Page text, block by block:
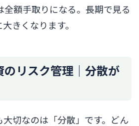
全額手取りになる。長期で見る
きくなります。
のリスク管理｜分散が
切なのは「分散」です。どん